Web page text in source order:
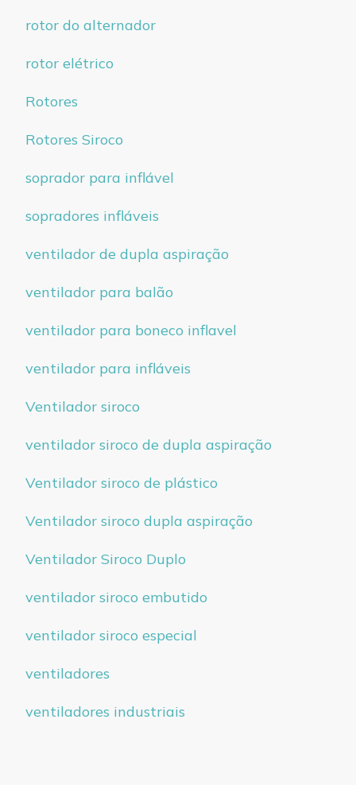
rotor do alternador
rotor elétrico
Rotores
Rotores Siroco
soprador para inflável
sopradores infláveis
ventilador de dupla aspiração
ventilador para balão
ventilador para boneco inflavel
ventilador para infláveis
Ventilador siroco
ventilador siroco de dupla aspiração
Ventilador siroco de plástico
Ventilador siroco dupla aspiração
Ventilador Siroco Duplo
ventilador siroco embutido
ventilador siroco especial
ventiladores
ventiladores industriais